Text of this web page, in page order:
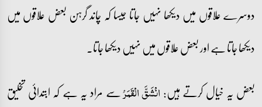
دوسرے علاقوں میں دیکھا نہیں جاتا جیسا کہ چاند گرہن بعض علاقوں میں
دیکھا جاتا ہے اور بعض علاقوں میں نہیں دیکھا جاتا۔
بعض یہ خیال کرتے ہیں:انۡشَقَّ الۡقَمَرُسے مراد یہ ہے کہ ابتدائی تخلیق